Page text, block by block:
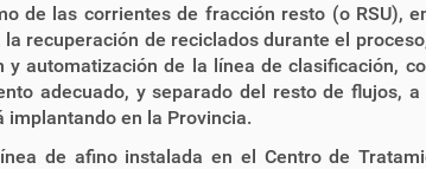
de las corrientes de fracción resto (o RSU),
la recuperación de reciclados durante el
y automatización de la línea de clasificación,
adecuado, y separado del resto de flujos,
implantando en la Provincia.
de afino instalada en el Centro de